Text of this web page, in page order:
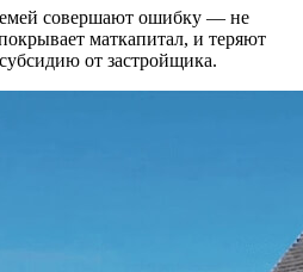
совершают ошибку — не
маткапитал, и теряют
от застройщика.